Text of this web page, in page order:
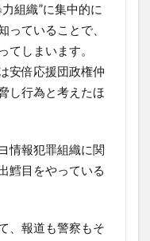
組織”に集中的に
っていることで、
てしまいます。
安倍応援団政権仲
し行為と考えたほ
情報犯罪組織に関
鱈目をやっている
、報道も警察もそ